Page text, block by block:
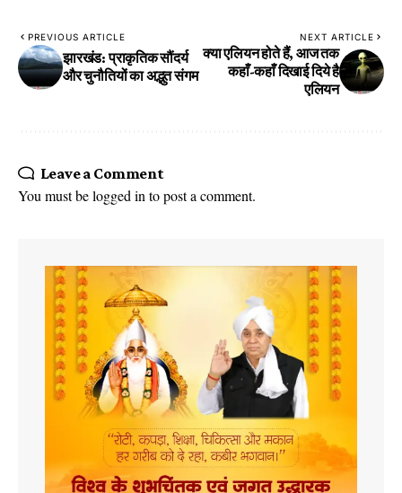
PREVIOUS ARTICLE
झारखंड: प्राकृतिक सौंदर्य
और चुनौतियों का अद्भुत संगम
NEXT ARTICLE
क्या एलियन होते हैं, आज तक
कहाँ-कहाँ दिखाई दिये है
एलियन
Leave a Comment
You must belogged into post a comment.